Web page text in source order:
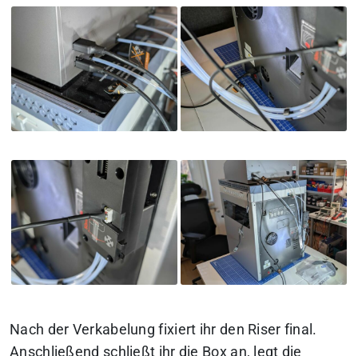
Nach der Verkabelung fixiert ihr den Riser final.
Anschließend schließt ihr die Box an, legt die